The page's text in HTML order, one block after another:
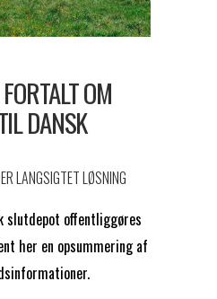
OM
DANSK
LANGSIGTET LØSNING
slutdepot offentliggøres
her en opsummering af